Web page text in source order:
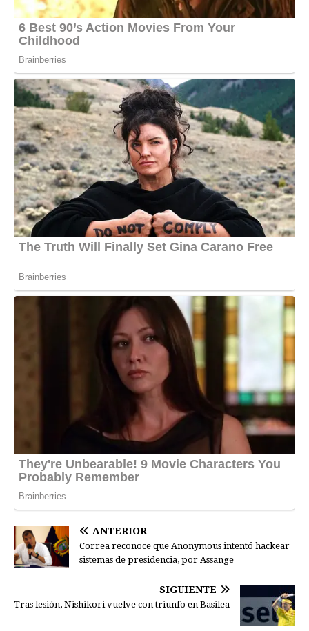
ANTERIOR
Correa reconoce que Anonymous intentó hackear
sistemas de presidencia, por Assange
SIGUIENTE
Tras lesión, Nishikori vuelve con triunfo en Basilea